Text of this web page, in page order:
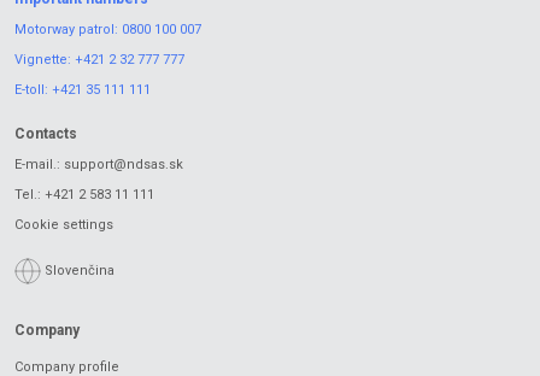
Motorway patrol: 0800 100 007
Vignette: +421 2 32 777 777
E-toll: +421 35 111 111
Contacts
E-mail.: support@ndsas.sk
Tel.: +421 2 583 11 111
Cookie settings
Slovenčina
Company
Company profile